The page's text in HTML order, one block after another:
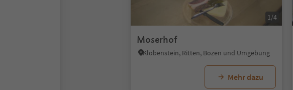
1/4
Moserhof
Klobenstein, Ritten, Bozen und Umgebung
Mehr dazu